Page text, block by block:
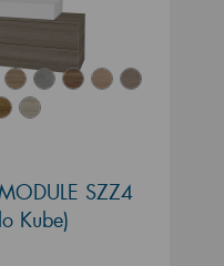
SZZ4
Kube)